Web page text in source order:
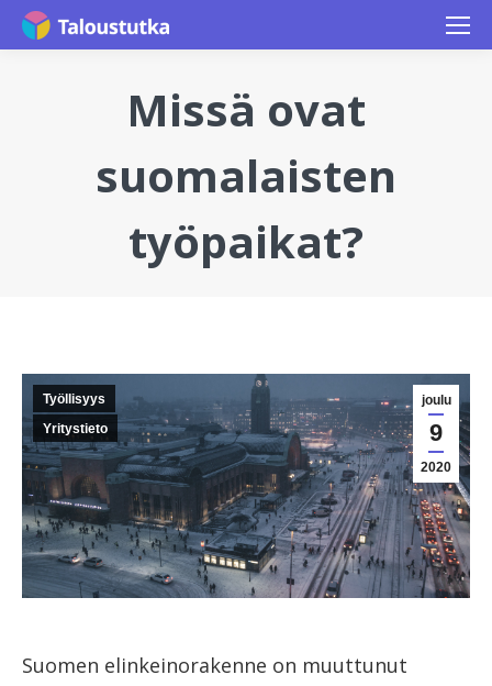
Missä ovat
suomalaisten
työpaikat?
joulu
9
2020
Työllisyys
Yritystieto
Suomen elinkeinorakenne on muuttunut